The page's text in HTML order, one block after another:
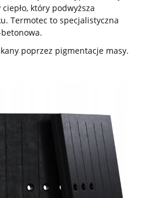
który podwyższa
Termotec to specjalistyczna
poprzez pigmentacje masy.